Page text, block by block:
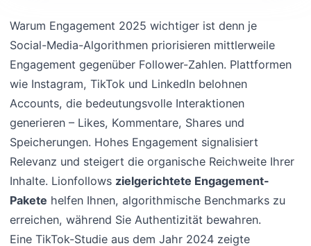
Warum Engagement 2025 wichtiger ist denn je
Social-Media-Algorithmen priorisieren mittlerweile
Engagement gegenüber Follower-Zahlen. Plattformen
wie Instagram, TikTok und LinkedIn belohnen
Accounts, die bedeutungsvolle Interaktionen
generieren – Likes, Kommentare, Shares und
Speicherungen. Hohes Engagement signalisiert
Relevanz und steigert die organische Reichweite Ihrer
Inhalte. Lionfollows zielgerichtete Engagement-
Pakete helfen Ihnen, algorithmische Benchmarks zu
erreichen, während Sie Authentizität bewahren.
Eine TikTok-Studie aus dem Jahr 2024 zeigte